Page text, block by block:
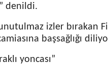
denildi.
izler bırakan
başsağlığı
yoncası”